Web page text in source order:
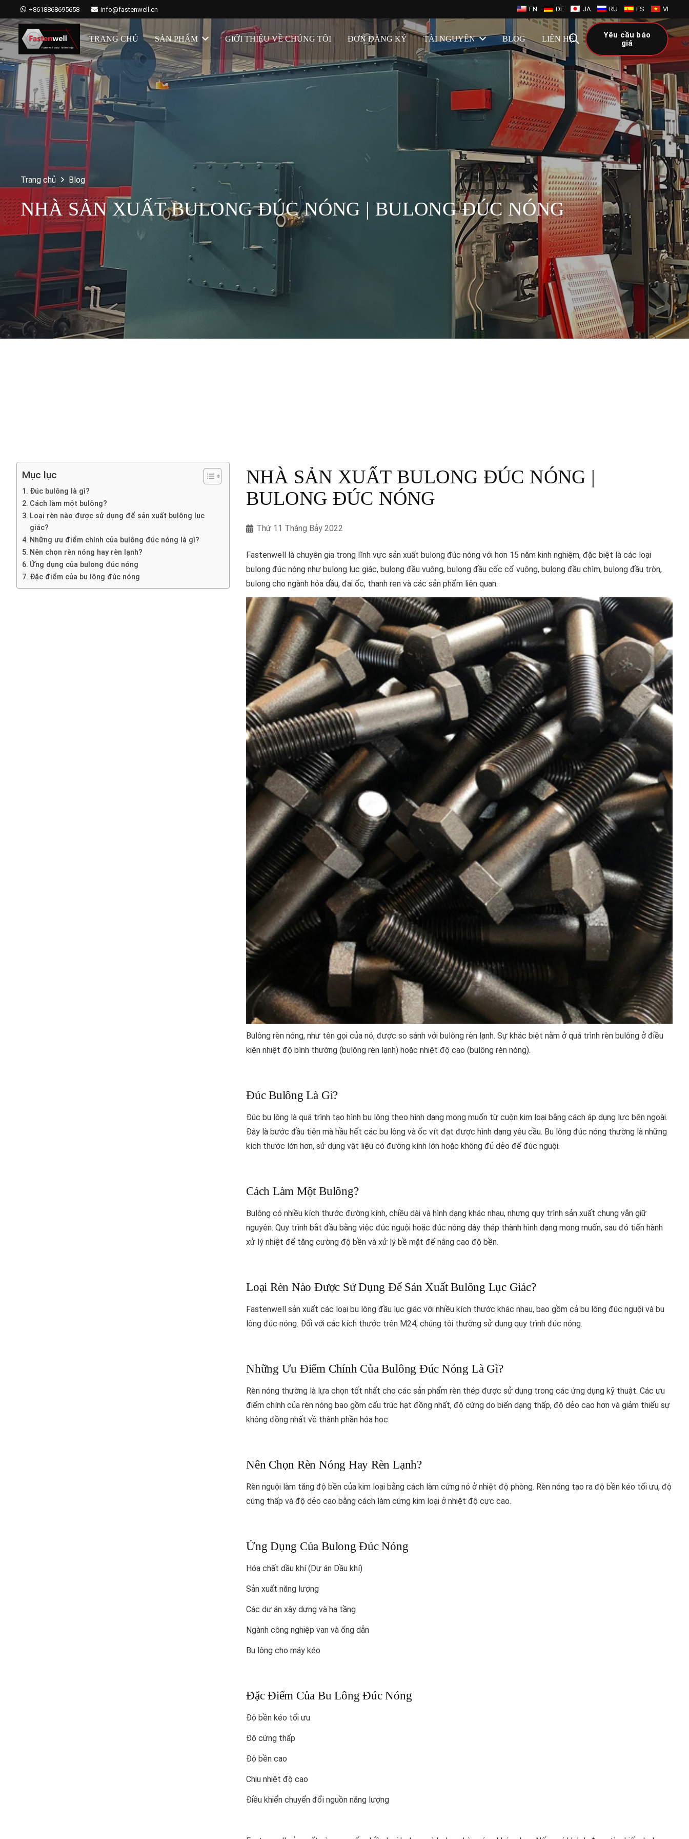
+8618868695658 info@fastenwell.cn EN DE JA RU ES VI
TRANG CHỦ SẢN PHẨM GIỚI THIỆU VỀ CHÚNG TÔI ĐƠN ĐĂNG KÝ TÀI NGUYÊN BLOG LIÊN HỆ
Yêu cầu báo
giá
Trang chủ Blog
NHÀ SẢN XUẤT BULONG ĐÚC NÓNG | BULONG ĐÚC NÓNG
Mục lục
Đúc bulông là gì?
Cách làm một bulông?
Loại rèn nào được sử dụng để sản xuất bulông lục
giác?
Những ưu điểm chính của bulông đúc nóng là gì?
Nên chọn rèn nóng hay rèn lạnh?
Ứng dụng của bulong đúc nóng
Đặc điểm của bu lông đúc nóng
NHÀ SẢN XUẤT BULONG ĐÚC NÓNG |
BULONG ĐÚC NÓNG
Thứ 11 Tháng Bảy 2022
Fastenwell là chuyên gia trong lĩnh vực sản xuất bulong đúc nóng với hơn 15 năm kinh nghiệm, đặc biệt là các loại
bulong đúc nóng như bulong lục giác, bulong đầu vuông, bulong đầu cốc cổ vuông, bulong đầu chìm, bulong đầu tròn,
bulong cho ngành hóa dầu, đai ốc, thanh ren và các sản phẩm liên quan.
Bulông rèn nóng, như tên gọi của nó, được so sánh với bulông rèn lạnh. Sự khác biệt nằm ở quá trình rèn bulông ở điều
kiện nhiệt độ bình thường (bulông rèn lạnh) hoặc nhiệt độ cao (bulông rèn nóng).
Đúc Bulông Là Gì?
Đúc bu lông là quá trình tạo hình bu lông theo hình dạng mong muốn từ cuộn kim loại bằng cách áp dụng lực bên ngoài.
Đây là bước đầu tiên mà hầu hết các bu lông và ốc vít đạt được hình dạng yêu cầu. Bu lông đúc nóng thường là những
kích thước lớn hơn, sử dụng vật liệu có đường kính lớn hoặc không đủ dẻo để đúc nguội.
Cách Làm Một Bulông?
Bulông có nhiều kích thước đường kính, chiều dài và hình dạng khác nhau, nhưng quy trình sản xuất chung vẫn giữ
nguyên. Quy trình bắt đầu bằng việc đúc nguội hoặc đúc nóng dây thép thành hình dạng mong muốn, sau đó tiến hành
xử lý nhiệt để tăng cường độ bền và xử lý bề mặt để nâng cao độ bền.
Loại Rèn Nào Được Sử Dụng Để Sản Xuất Bulông Lục Giác?
Fastenwell sản xuất các loại bu lông đầu lục giác với nhiều kích thước khác nhau, bao gồm cả bu lông đúc nguội và bu
lông đúc nóng. Đối với các kích thước trên M24, chúng tôi thường sử dụng quy trình đúc nóng.
Những Ưu Điểm Chính Của Bulông Đúc Nóng Là Gì?
Rèn nóng thường là lựa chọn tốt nhất cho các sản phẩm rèn thép được sử dụng trong các ứng dụng kỹ thuật. Các ưu
điểm chính của rèn nóng bao gồm cấu trúc hạt đồng nhất, độ cứng do biến dạng thấp, độ dẻo cao hơn và giảm thiểu sự
không đồng nhất về thành phần hóa học.
Nên Chọn Rèn Nóng Hay Rèn Lạnh?
Rèn nguội làm tăng độ bền của kim loại bằng cách làm cứng nó ở nhiệt độ phòng. Rèn nóng tạo ra độ bền kéo tối ưu, độ
cứng thấp và độ dẻo cao bằng cách làm cứng kim loại ở nhiệt độ cực cao.
Ứng Dụng Của Bulong Đúc Nóng
Hóa chất dầu khí (Dự án Dầu khí)
Sản xuất năng lượng
Các dự án xây dựng và hạ tầng
Ngành công nghiệp van và ống dẫn
Bu lông cho máy kéo
Đặc Điểm Của Bu Lông Đúc Nóng
Độ bền kéo tối ưu
Độ cứng thấp
Độ bền cao
Chịu nhiệt độ cao
Điều khiển chuyển đổi nguồn năng lượng